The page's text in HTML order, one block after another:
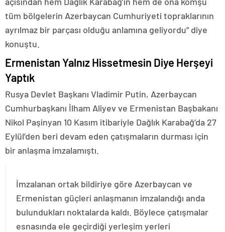
tüm bölgelerin Azerbaycan Cumhuriyeti topraklarının
ayrılmaz bir parçası olduğu anlamına geliyordu” diye
konuştu.
Ermenistan Yalnız Hissetmesin Diye Herşeyi
Yaptık
Rusya Devlet Başkanı Vladimir Putin, Azerbaycan
Cumhurbaşkanı İlham Aliyev ve Ermenistan Başbakanı
Nikol Paşinyan 10 Kasım itibariyle Dağlık Karabağ’da 27
Eylül’den beri devam eden çatışmaların durması için
bir anlaşma imzalamıştı.
İmzalanan ortak bildiriye göre Azerbaycan ve
Ermenistan güçleri anlaşmanın imzalandığı anda
bulundukları noktalarda kaldı. Böylece çatışmalar
esnasında ele geçirdiği yerleşim yerleri